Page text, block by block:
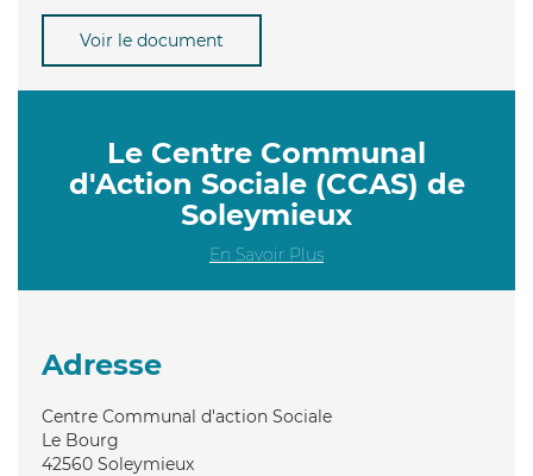
Voir le document
Le Centre Communal
d'Action Sociale (CCAS) de
Soleymieux
En Savoir Plus
Adresse
Centre Communal d'action Sociale
Le Bourg
42560 Soleymieux